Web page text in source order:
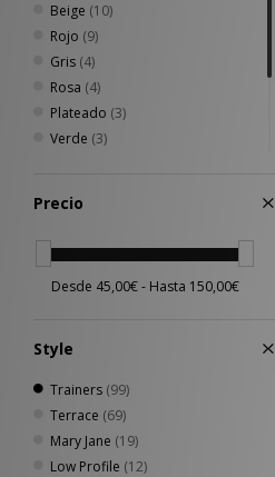
adidas Originals SL 72
Beige (10)
Rojo (9)
Gris (4)
Rosa (4)
Plateado (3)
Verde (3)
Dorado
Morado
Precio
Style
Trainers (99)
Terrace (69)
Mary Jane (19)
Low Profile (12)